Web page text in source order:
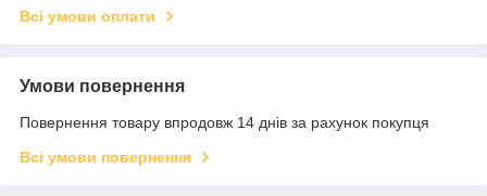
Всі умови оплати
Умови повернення
Повернення товару впродовж 14 днів за рахунок покупця
Всі умови повернення